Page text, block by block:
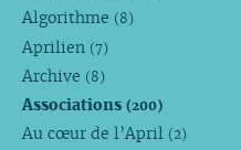
Algorithme (8)
Aprilien (7)
Archive (8)
Associations (200)
Au cœur de l’April (2)